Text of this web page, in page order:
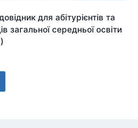
для абітурієнтів та
загальної середньої освіти